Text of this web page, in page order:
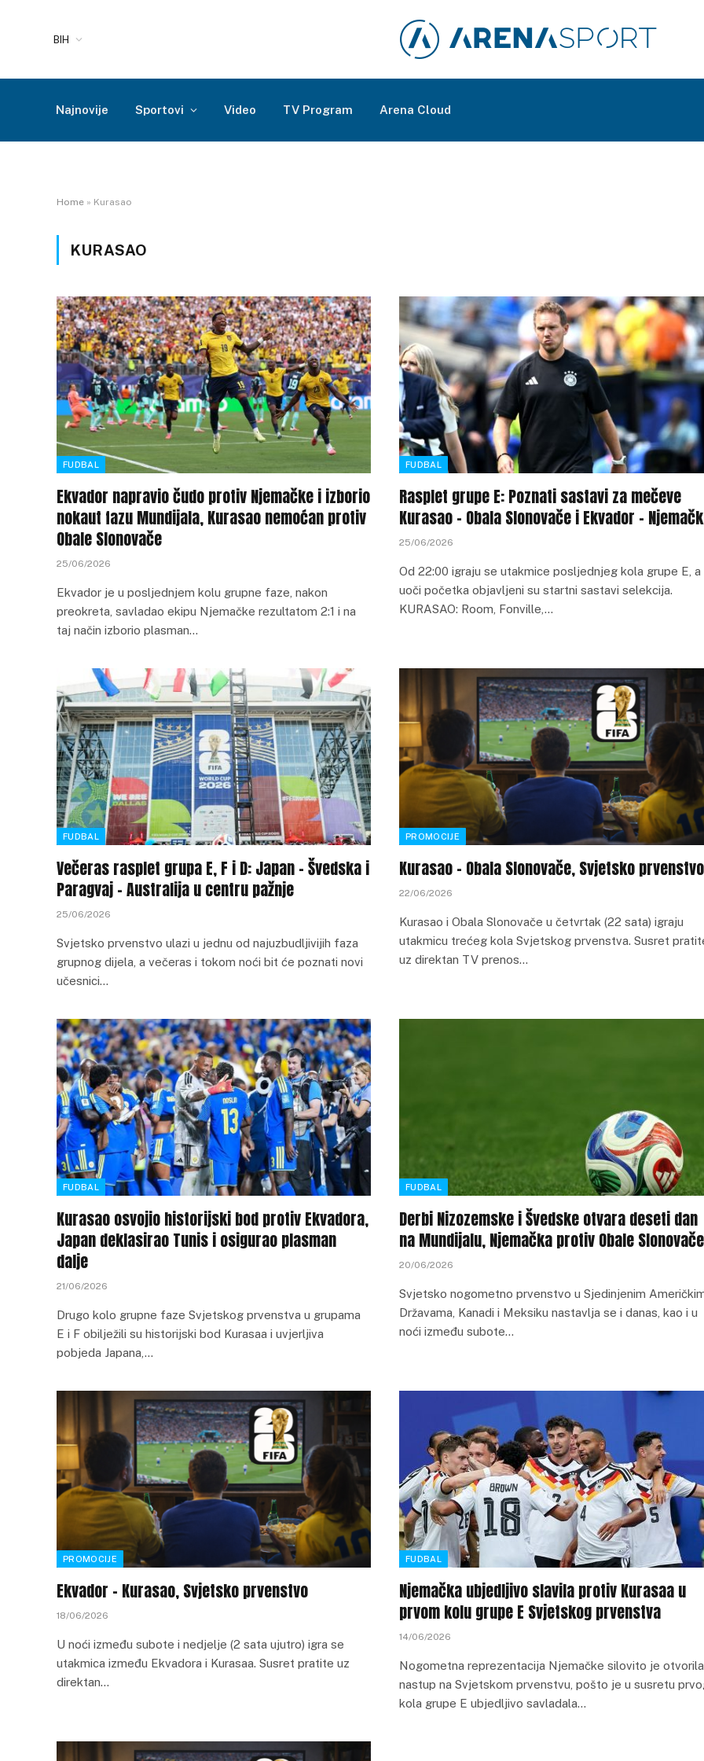
BIH
Najnovije Sportovi Video TV Program Arena Cloud
Home » Kurasao
KURASAO
FUDBAL
Ekvador napravio čudo protiv Njemačke i izborio
nokaut fazu Mundijala, Kurasao nemoćan protiv
Obale Slonovače
25/06/2026
Ekvador je u posljednjem kolu grupne faze, nakon
preokreta, savladao ekipu Njemačke rezultatom 2:1 i na
taj način izborio plasman…
FUDBAL
Rasplet grupe E: Poznati sastavi za mečeve
Kurasao – Obala Slonovače i Ekvador –
25/06/2026
Od 22:00 igraju se utakmice posljednjeg kola grupe E, a
uoči početka objavljeni su startni sastavi selekcija.
KURASAO: Room, Fonville,…
FUDBAL
Večeras rasplet grupa E, F i D: Japan – Švedska i
Paragvaj – Australija u centru pažnje
25/06/2026
Svjetsko prvenstvo ulazi u jednu od najuzbudljivijih faza
grupnog dijela, a večeras i tokom noći bit će poznati novi
učesnici…
PROMOCIJE
Kurasao – Obala Slonovače, Svjetsko prvenstvo
22/06/2026
Kurasao i Obala Slonovače u četvrtak (22 sata) igraju
utakmicu trećeg kola Svjetskog prvenstva. Susret
uz direktan TV prenos…
FUDBAL
Kurasao osvojio historijski bod protiv Ekvadora,
Japan deklasirao Tunis i osigurao plasman
dalje
21/06/2026
Drugo kolo grupne faze Svjetskog prvenstva u grupama
E i F obilježili su historijski bod Kurasaa i uvjerljiva
pobjeda Japana,…
FUDBAL
Derbi Nizozemske i Švedske otvara deseti dan
na Mundijalu, Njemačka protiv Obale Slonovače
20/06/2026
Svjetsko nogometno prvenstvo u Sjedinjenim
Državama, Kanadi i Meksiku nastavlja se i danas, kao i u
noći između subote…
PROMOCIJE
Ekvador – Kurasao, Svjetsko prvenstvo
18/06/2026
U noći između subote i nedjelje (2 sata ujutro) igra se
utakmica između Ekvadora i Kurasaa. Susret pratite uz
direktan…
FUDBAL
Njemačka ubjedljivo slavila protiv Kurasaa u
prvom kolu grupe E Svjetskog prvenstva
14/06/2026
Nogometna reprezentacija Njemačke silovito je otvorila
nastup na Svjetskom prvenstvu, pošto je u susretu
kola grupe E ubjedljivo savladala…